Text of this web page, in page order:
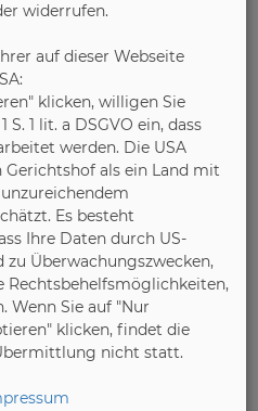
Möbel e.V. (DGM)
widerrufen.
auf dieser Webseite
klicken, willigen Sie
1 lit. a DSGVO ein, dass
werden. Die USA
als ein Land mit
Es besteht
Ihre Daten durch US-
Überwachungszwecken,
Rechtsbehelfsmöglichkeiten,
Wenn Sie auf "Nur
klicken, findet die
nicht statt.